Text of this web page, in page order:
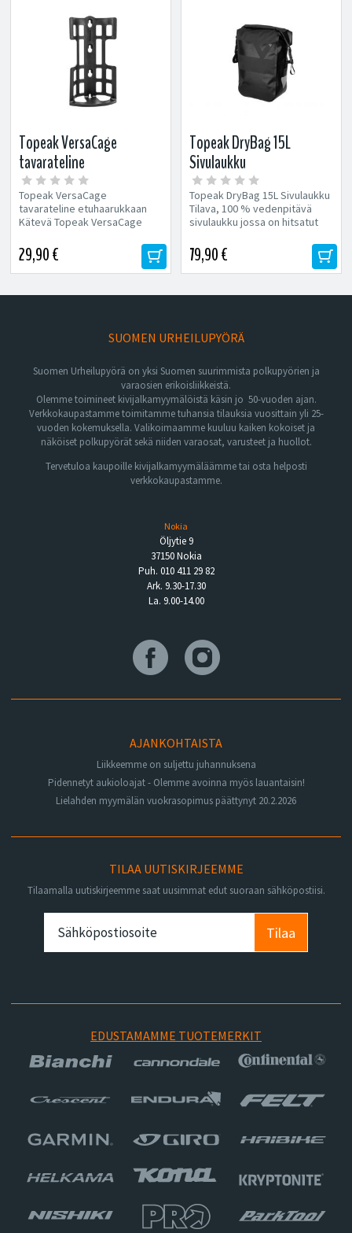
Topeak VersaCage
tavarateline
etuhaarukkaan
Topeak VersaCage
tavarateline etuhaarukkaan
Kätevä Topeak VersaCage
sivulle esim....
29,90 €
Topeak DryBag 15L
Sivulaukku
Topeak DryBag 15L Sivulaukku
Tilava, 100 % vedenpitävä
sivulaukku jossa on hitsatut
79,90 €
SUOMEN URHEILUPYÖRÄ
Suomen Urheilupyörä on yksi Suomen suurimmista polkupyörien ja
varaosien erikoisliikkeistä.
Olemme toimineet kivijalkamyymälöistä käsin jo 50-vuoden ajan.
Verkkokaupastamme toimitamme tuhansia tilauksia vuosittain yli 25-
vuoden kokemuksella. Valikoimaamme kuuluu kaiken kokoiset ja
näköiset polkupyörät sekä niiden varaosat, varusteet ja huollot.
Tervetuloa kaupoille kivijalkamyymäläämme tai osta helposti
verkkokaupastamme.
Nokia
Öljytie 9
37150 Nokia
Puh. 010 411 29 82
Ark. 9.30-17.30
La. 9.00-14.00
AJANKOHTAISTA
Liikkeemme on suljettu juhannuksena
Pidennetyt aukioloajat - Olemme avoinna myös lauantaisin!
Lielahden myymälän vuokrasopimus päättynyt 20.2.2026
TILAA UUTISKIRJEEMME
Tilaamalla uutiskirjeemme saat uusimmat edut suoraan sähköpostiisi.
Tilaa
EDUSTAMAMME TUOTEMERKIT